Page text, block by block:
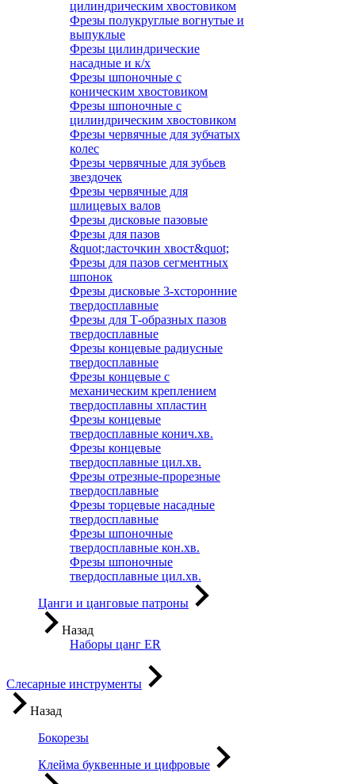
цилиндрическим хвостовиком
Фрезы полукруглые вогнутые и
выпуклые
Фрезы цилиндрические
насадные и к/х
Фрезы шпоночные с
коническим хвостовиком
Фрезы шпоночные с
цилиндрическим хвостовиком
Фрезы червячные для зубчатых
колес
Фрезы червячные для зубьев
звездочек
Фрезы червячные для
шлицевых валов
Фрезы дисковые пазовые
Фрезы для пазов
&quot;ласточкин хвост&quot;
Фрезы для пазов сегментных
шпонок
Фрезы дисковые 3-хсторонние
твердосплавные
Фрезы для Т-образных пазов
твердосплавные
Фрезы концевые радиусные
твердосплавные
Фрезы концевые с
механическим креплением
твердосплавны хпластин
Фрезы концевые
твердосплавные конич.хв.
Фрезы концевые
твердосплавные цил.хв.
Фрезы отрезные-прорезные
твердосплавные
Фрезы торцевые насадные
твердосплавные
Фрезы шпоночные
твердосплавные кон.хв.
Фрезы шпоночные
твердосплавные цил.хв.
Цанги и цанговые патроны
Назад
Наборы цанг ER
Слесарные инструменты
Назад
Бокорезы
Клейма буквенные и цифровые